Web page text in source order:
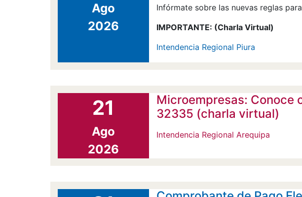
Ago
2026
Infórmate sobre las nuevas reglas
IMPORTANTE: (Charla Virtual)
Intendencia Regional Piura
21
Ago
2026
Microempresas: Conoce
32335 (charla virtual)
Intendencia Regional Arequipa